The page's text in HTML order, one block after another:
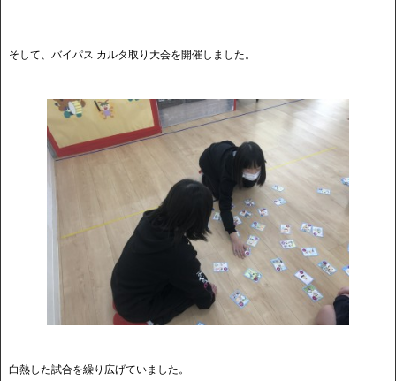
そして、バイパス カルタ取り大会を開催しました。
白熱した試合を繰り広げていました。